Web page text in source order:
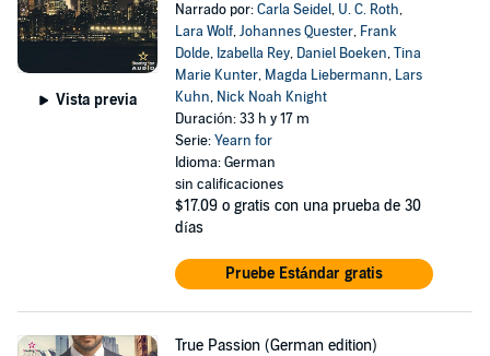
Vista previa
Narrado por:Carla Seidel, U. C. Roth,
Lara Wolf,Johannes Quester, Frank
Dolde, Izabella Rey, Daniel Boeken,Tina
Marie Kunter, Magda Liebermann, Lars
Kuhn, Nick Noah Knight
Duración: 33 h y 17 m
Serie:Yearn for
Idioma: German
sin calificaciones
$17.09 o gratis con una prueba de 30
días
Pruebe Estándar gratis
True Passion (German edition)